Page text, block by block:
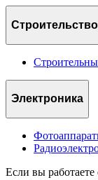
Строительство
Электроника
Если вы